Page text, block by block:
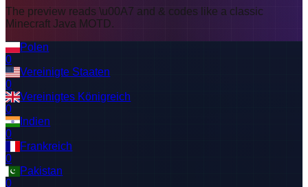
The preview reads \u00A7 and & codes like a classic
Minecraft Java MOTD.
Polen
0
Vereinigte Staaten
0
Vereinigtes Königreich
0
Indien
0
Frankreich
0
Pakistan
0